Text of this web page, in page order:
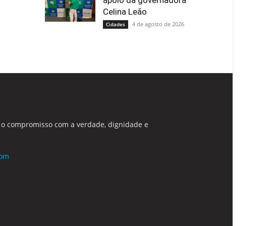
Celina Leão
Cidades 4 de agosto de 2026
compromisso com a verdade, dignidade e